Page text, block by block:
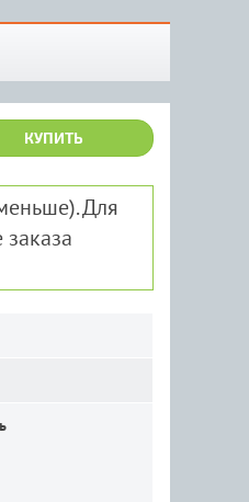
КУПИТЬ
Для